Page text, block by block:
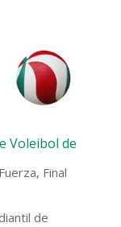
Voleibol de
, Final
de